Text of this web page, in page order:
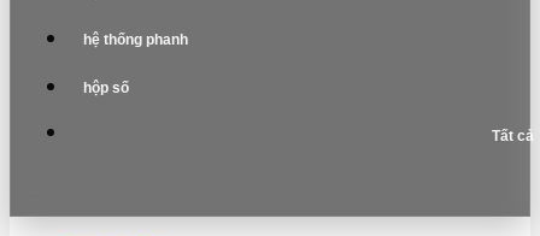
hệ thống phanh
hộp số
Tất cả